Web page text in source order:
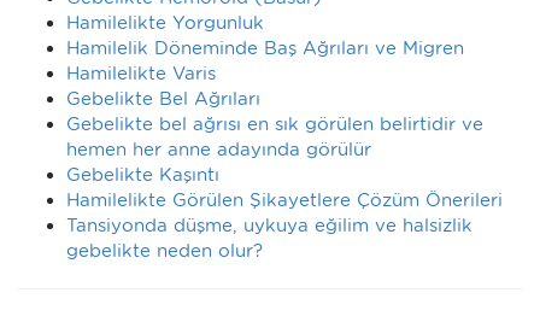
Hamilelikte Yorgunluk
Hamilelik Döneminde Baş Ağrıları ve Migren
Hamilelikte Varis
Gebelikte Bel Ağrıları
Gebelikte bel ağrısı en sık görülen belirtidir ve
hemen her anne adayında görülür
Gebelikte Kaşıntı
Hamilelikte Görülen Şikayetlere Çözüm Önerileri
Tansiyonda düşme, uykuya eğilim ve halsizlik
gebelikte neden olur?